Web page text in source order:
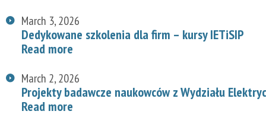
March 3, 2026
Dedykowane szkolenia dla firm – kursy IETiSIP
Read more
March 2, 2026
Projekty badawcze naukowców z Wydziału
Read more